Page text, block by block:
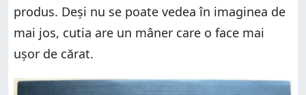
produs. Deși nu se poate vedea în imaginea de
mai jos, cutia are un mâner care o face mai
ușor de cărat.